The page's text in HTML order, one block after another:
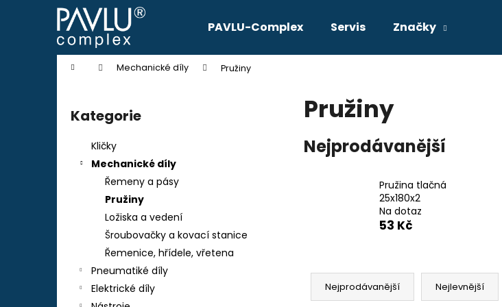
PAVLU-Complex Servis Značky
Domů Mechanické díly Pružiny
Přeskočit
kategorie
Kategorie
Kličky
Mechanické díly
Řemeny a pásy
Pružiny
Ložiska a vedení
Šroubovačky a kovací stanice
Řemenice, hřídele, vřetena
Pneumatiké díly
Elektrické díly
Pružiny
Nejprodávanější
Pružina tlačná
25x180x2
Na dotaz
53 Kč
Ř
Nejprodávanější Nejlevnější
Zpět
Zpět
Doporučujeme